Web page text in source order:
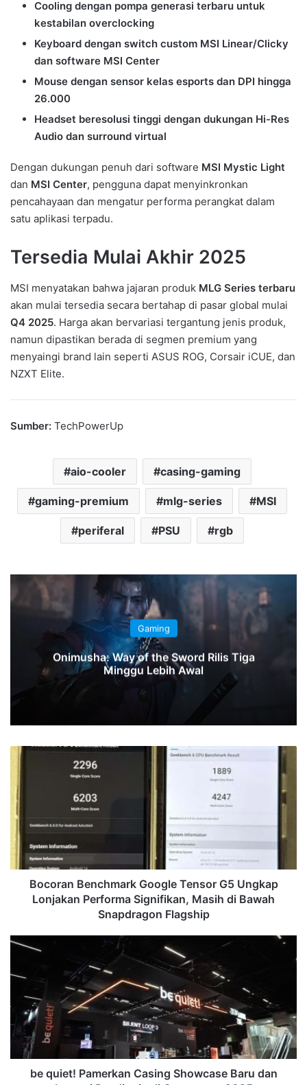
Cooling dengan pompa generasi terbaru untuk
kestabilan overclocking
Keyboard dengan switch custom MSI Linear/Clicky
dan software MSI Center
Mouse dengan sensor kelas esports dan DPI hingga
26.000
Headset beresolusi tinggi dengan dukungan Hi-Res
Audio dan surround virtual
Dengan dukungan penuh dari software MSI Mystic Light
dan MSI Center, pengguna dapat menyinkronkan
pencahayaan dan mengatur performa perangkat dalam
satu aplikasi terpadu.
Tersedia Mulai Akhir 2025
MSI menyatakan bahwa jajaran produk MLG Series terbaru
akan mulai tersedia secara bertahap di pasar global mulai
Q4 2025. Harga akan bervariasi tergantung jenis produk,
namun dipastikan berada di segmen premium yang
menyaingi brand lain seperti ASUS ROG, Corsair iCUE, dan
NZXT Elite.
Sumber: TechPowerUp
aio-cooler casing-gaming
gaming-premium mlg-series MSI
periferal PSU rgb
Gaming
Onimusha: Way of the Sword Rilis Tiga
Minggu Lebih Awal
Bocoran
Tensor
G5
Ungkap
Lonjakan
Performa
Signifikan,
Masih
Flagship
Bocoran Benchmark Google Tensor G5 Ungkap
Lonjakan Performa Signifikan, Masih di Bawah
Snapdragon Flagship
be
Showcase
Baru
dan
Inovasi
Pendingin
be quiet! Pamerkan Casing Showcase Baru dan